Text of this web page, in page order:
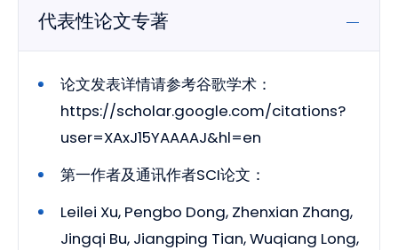
代表性论文专著
论文发表详情请参考谷歌学术：
https://scholar.google.com/citations?
user=XAxJ15YAAAAJ&hl=en
第一作者及通讯作者SCI论文：
Leilei Xu, Pengbo Dong, Zhenxian Zhang,
Jingqi Bu, Jiangping Tian, Wuqiang Long,